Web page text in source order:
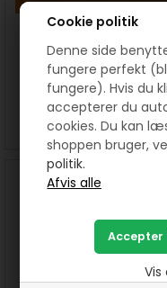
Cookie politik
Denne side
fungere perfekt
fungere). Hvis du
accepterer du
cookies. Du kan
shoppen bruger,
politik.
Patchworkstof Shadow
150 DKK pr. meter
SE MERE